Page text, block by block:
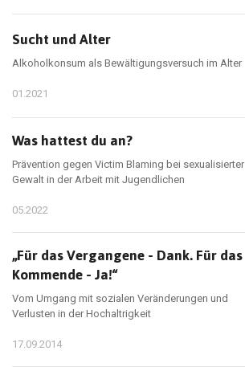
Sucht und Alter
Alkoholkonsum als Bewältigungsversuch im Alter
01.2021
Was hattest du an?
Prävention gegen Victim Blaming bei sexualisierter
Gewalt in der Arbeit mit Jugendlichen
05.2022
„Für das Vergangene - Dank. Für das
Kommende - Ja!“
Vom Umgang mit sozialen Veränderungen und
Verlusten in der Hochaltrigkeit
17.09.2014